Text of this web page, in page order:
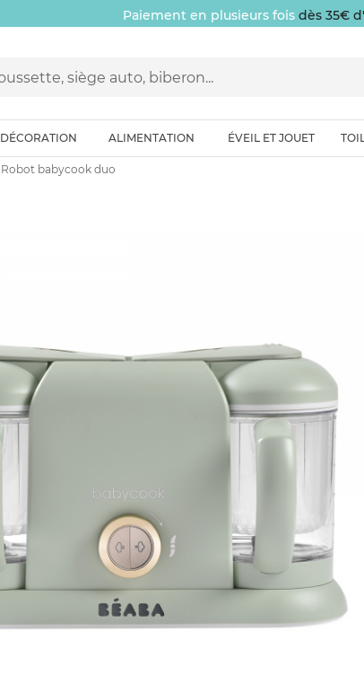
Paiement en plusieurs fois dès 35€
DÉCORATION ALIMENTATION ÉVEIL ET JOUET
Robot babycook duo